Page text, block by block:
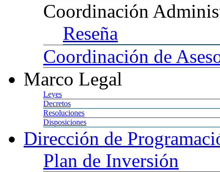
Coordinación
Reseña
Coordinación de
Marco Legal
Leyes
Decretos
Resoluciones
Disposiciones
Dirección de
Plan de Inversión